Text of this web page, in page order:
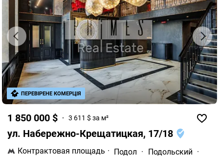
1 850 000 $ 3 611 $ за м²
ул. Набережно-Крещатицкая, 17/18
Контрактовая площадь · Подол · Подольский ·
ПЕРЕВІРЕНЕ КОМЕРЦІЯ